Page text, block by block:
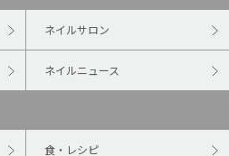
ネイルサロン
ネイルニュース
食・レシピ